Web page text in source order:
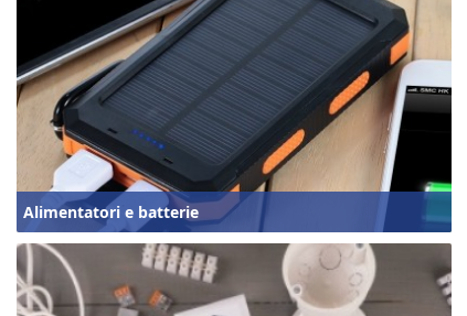
Alimentatori e batterie